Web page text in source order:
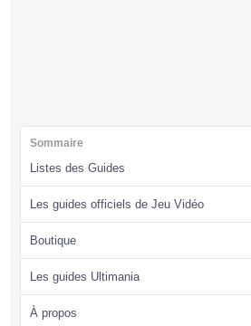
Sommaire
Listes des Guides
Les guides officiels de Jeu Vidéo
Boutique
Les guides Ultimania
À propos